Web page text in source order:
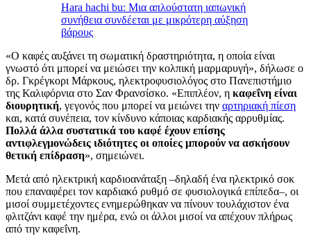
Hara hachi bu: Μια απλούστατη ιαπωνική
συνήθεια συνδέεται με μικρότερη αύξηση
βάρους
«Ο καφές αυξάνει τη σωματική δραστηριότητα, η οποία είναι
γνωστό ότι μπορεί να μειώσει την κολπική μαρμαρυγή», δήλωσε ο
δρ. Γκρέγκορι Μάρκους, ηλεκτροφυσιολόγος στο Πανεπιστήμιο
της Καλιφόρνια στο Σαν Φρανσίσκο. «Επιπλέον, η καφεΐνη είναι
διουρητική, γεγονός που μπορεί να μειώνει την αρτηριακή πίεση
και, κατά συνέπεια, τον κίνδυνο κάποιας καρδιακής αρρυθμίας.
Πολλά άλλα συστατικά του καφέ έχουν επίσης
αντιφλεγμονώδεις ιδιότητες οι οποίες μπορούν να ασκήσουν
θετική επίδραση», σημειώνει.
Μετά από ηλεκτρική καρδιοανάταξη –δηλαδή ένα ηλεκτρικό σοκ
που επαναφέρει τον καρδιακό ρυθμό σε φυσιολογικά επίπεδα–, οι
μισοί συμμετέχοντες ενημερώθηκαν να πίνουν τουλάχιστον ένα
φλιτζάνι καφέ την ημέρα, ενώ οι άλλοι μισοί να απέχουν πλήρως
από την καφεΐνη.